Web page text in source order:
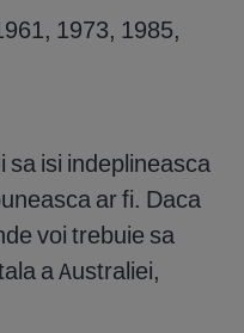
1973, 1985,
sa isi indeplineasca
ar fi. Daca
voi trebuie sa
a Australiei,